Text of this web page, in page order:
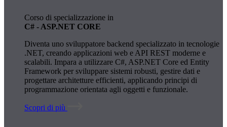
Corso di specializzazione in
C# - ASP.NET CORE
Diventa uno sviluppatore backend specializzato in tecnologie
.NET, creando applicazioni web e API REST moderne e
scalabili. Impara a utilizzare C#, ASP.NET Core ed Entity
Framework per sviluppare sistemi robusti, gestire dati e
progettare architetture efficienti, applicando principi di
programmazione orientata agli oggetti e funzionale.
Scopri di più